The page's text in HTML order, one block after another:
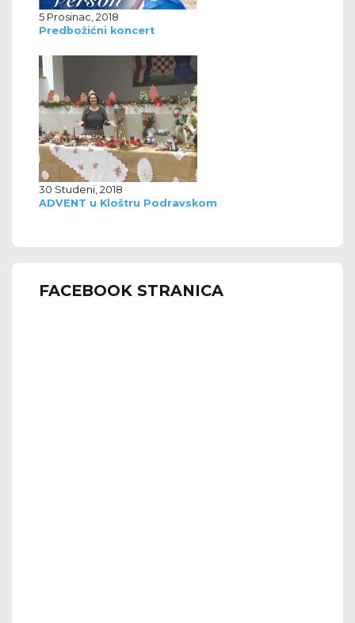
5 Prosinac, 2018
Predbožićni koncert
30 Studeni, 2018
ADVENT u Kloštru Podravskom
FACEBOOK STRANICA